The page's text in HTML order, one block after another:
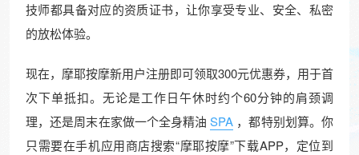
技师都具备对应的资质证书，让你享受专业、安全、私密
的放松体验。
现在，摩耶按摩新用户注册即可领取300元优惠券，用于首
次下单抵扣。无论是工作日午休时约个60分钟的肩颈调
理，还是周末在家做一个全身精油 SPA ，都特别划算。你
只需要在手机应用商店搜索“摩耶按摩”下载APP，定位到